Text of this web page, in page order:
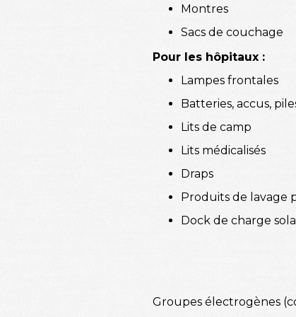
Montres
Sacs de couchage
Pour les hôpitaux :
Lampes frontales
Batteries, accus,
Lits de camp
Lits médicalisés
Draps
Produits de lavage
Dock de charge
Groupes électrogènes